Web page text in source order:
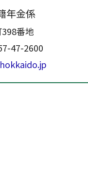
年金係
番地
47-2600